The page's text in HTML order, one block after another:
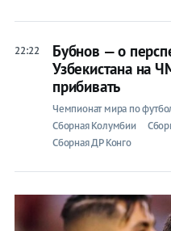
22:22
Бубнов — о
Узбекистана на
прибивать
Чемпионат мира по
Сборная Колумбии
Сборная ДР Конго
Прогнозы
на спорт
Букмекеры
Хоккей